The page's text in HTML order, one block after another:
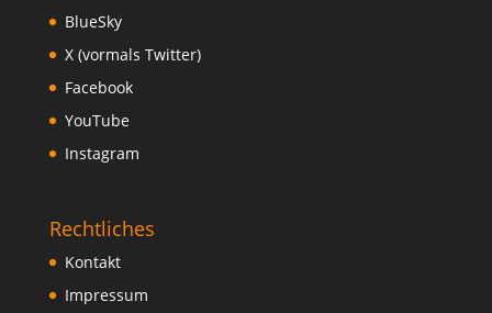
BlueSky
X (vormals Twitter)
Facebook
YouTube
Instagram
Rechtliches
Kontakt
Impressum